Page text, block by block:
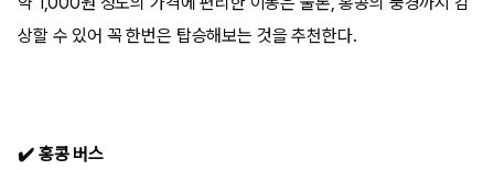
상할 수 있어 꼭 한번은 탑승해보는 것을 추천한다.
✔️ 홍콩 버스